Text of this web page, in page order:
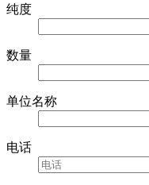
纯度
数量
单位名称
电话